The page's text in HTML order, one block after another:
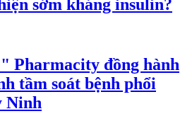
sớm kháng insulin?
Pharmacity đồng hành
tầm soát bệnh phổi
Ninh